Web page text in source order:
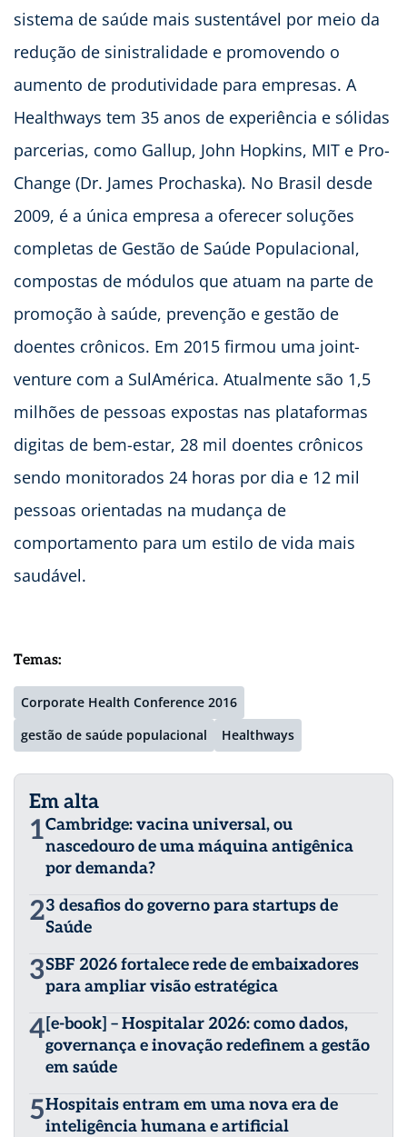
sistema de saúde mais sustentável por meio da
redução de sinistralidade e promovendo o
aumento de produtividade para empresas. A
Healthways tem 35 anos de experiência e sólidas
parcerias, como Gallup, John Hopkins, MIT e Pro-
Change (Dr. James Prochaska). No Brasil desde
2009, é a única empresa a oferecer soluções
completas de Gestão de Saúde Populacional,
compostas de módulos que atuam na parte de
promoção à saúde, prevenção e gestão de
doentes crônicos. Em 2015 firmou uma joint-
venture com a SulAmérica. Atualmente são 1,5
milhões de pessoas expostas nas plataformas
digitas de bem-estar, 28 mil doentes crônicos
sendo monitorados 24 horas por dia e 12 mil
pessoas orientadas na mudança de
comportamento para um estilo de vida mais
saudável.
Temas:
Corporate Health Conference 2016
gestão de saúde populacional
Healthways
Em alta
1Cambridge: vacina universal, ou
nascedouro de uma máquina antigênica
por demanda?
23 desafios do governo para startups de
Saúde
3SBF 2026 fortalece rede de embaixadores
para ampliar visão estratégica
4[e-book] – Hospitalar 2026: como dados,
governança e inovação redefinem a gestão
em saúde
5Hospitais entram em uma nova era de
inteligência humana e artificial